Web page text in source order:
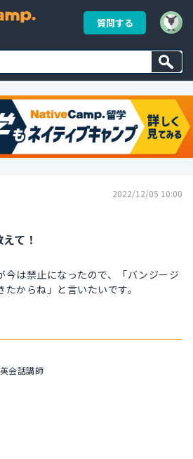
質問する
2022/12/05 10:00
て！
今は禁止になったので、「バンジージ
からね」と言いたいです。
会話講師